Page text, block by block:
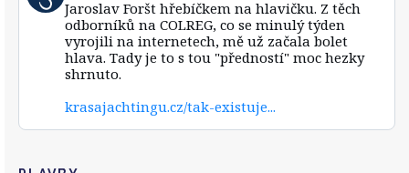
by
Jaroslav Foršt hřebíčkem na hlavičku. Z těch
odborníků na COLREG, co se minulý týden
vyrojili na internetech, mě už začala bolet
hlava. Tady je to s tou "předností" moc hezky
shrnuto.
krasajachtingu.cz/tak-existuje...